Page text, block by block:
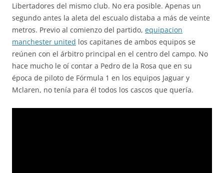
Libertadores del mismo club. No era posible. Apenas un
segundo antes la aleta del escualo distaba a más de veinte
metros. Previo al comienzo del partido, equipacion
manchester united los capitanes de ambos equipos se
reúnen con el árbitro principal en el centro del campo. No
hace mucho le oí contar a Pedro de la Rosa que en su
época de piloto de Fórmula 1 en los equipos Jaguar y
Mclaren, no tenía para él todos los cascos que quería.